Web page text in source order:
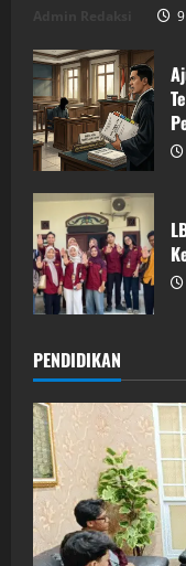
PENDIDIKAN